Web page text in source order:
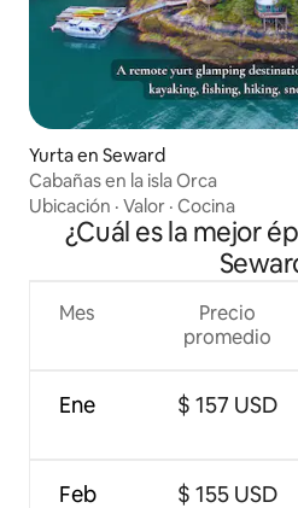
Yurta en Seward
Cabañas en la isla Orca
Ubicación · Valor · Cocina
¿Cuál es la mejor
Mes
Ene
Feb
Precio
promedio
$ 157 USD
$ 155 USD